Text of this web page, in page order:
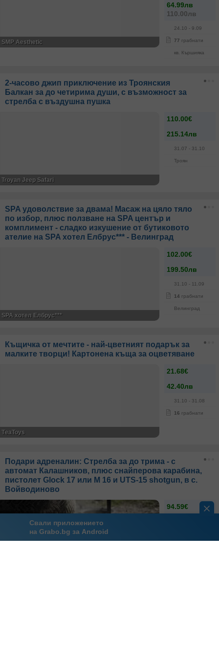
Свали приложението
на Grabo.bg за Android
64.99лв
110.00лв
24.10 - 9.09
77 грабнати
кв. Кършияка
SMP Aesthetic
2-часово джип приключение из Троянския
Балкан за до четирима души, с възможност за
стрелба с въздушна пушка
110.00€
215.14лв
31.07 - 31.10
Троян
Troyan Jeep Safari
SPA удоволствие за двама! Масаж на цяло тяло
по избор, плюс ползване на SPA център и
комплимент - сладко изкушение от бутиковото
ателие на SPA хотел Елбрус*** - Велинград
102.00€
199.50лв
31.10 - 11.09
14 грабнати
Велинград
SPA хотел Елбрус***
Къщичка от мечтите - най-цветният подарък за
малките творци! Картонена къща за оцветяване
21.68€
42.40лв
31.10 - 31.08
16 грабнати
ТeaToys
Подари адреналин: Стрелба за до трима - с
автомат Калашников, плюс снайперова карабина,
пистолет Glock 17 или M 16 и UTS-15 shotgun, в с.
Войводиново
94.59€